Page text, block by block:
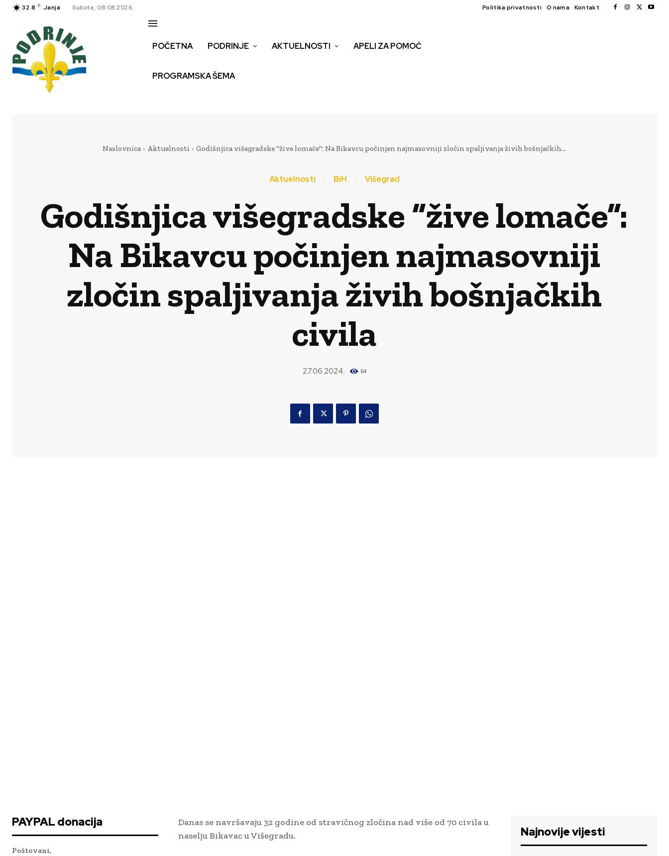
32.8 C Janja Subota, 08.08.2026. Politika privatnosti O nama Kontakt
POČETNA PODRINJE AKTUELNOSTI APELI ZA POMOĆ
PROGRAMSKA ŠEMA
Naslovnica Aktuelnosti Godišnjica višegradske "žive lomače": Na Bikavcu počinjen najmasovniji zločin spaljivanja živih bošnjačkih...
Aktuelnosti BiH Višegrad
Godišnjica višegradske “žive lomače”:
Na Bikavcu počinjen najmasovniji
zločin spaljivanja živih bošnjačkih
civila
27.06.2024. 64
PAYPAL donacija
Poštovani,
Danas se navršavaju 32 godine od stravičnog zločina nad više od 70 civila u
naselju Bikavac u Višegradu.
Najnovije vijesti